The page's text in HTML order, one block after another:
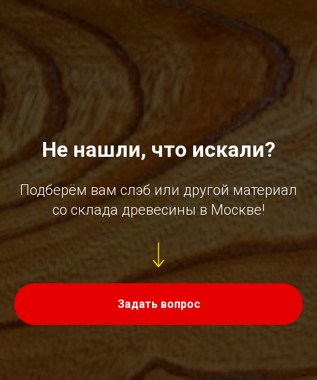
Не нашли, что искали?
Подберём вам слэб или другой материал
со склада древесины в Москве!
Задать вопрос